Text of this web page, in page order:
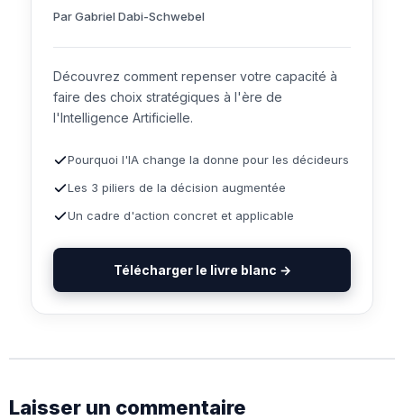
Par Gabriel Dabi-Schwebel
Découvrez comment repenser votre capacité à
faire des choix stratégiques à l'ère de
l'Intelligence Artificielle.
Pourquoi l'IA change la donne pour les décideurs
Les 3 piliers de la décision augmentée
Un cadre d'action concret et applicable
Télécharger le livre blanc →
Laisser un commentaire